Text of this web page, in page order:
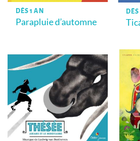
DÈS 1 AN
Parapluie d’automne